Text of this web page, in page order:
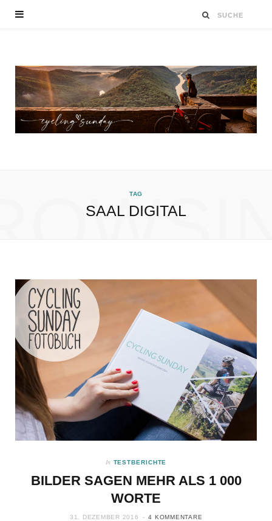
TAG
SAAL DIGITAL
In TESTBERICHTE
BILDER SAGEN MEHR ALS 1 000
WORTE
31. DEZEMBER 2016 4 KOMMENTARE